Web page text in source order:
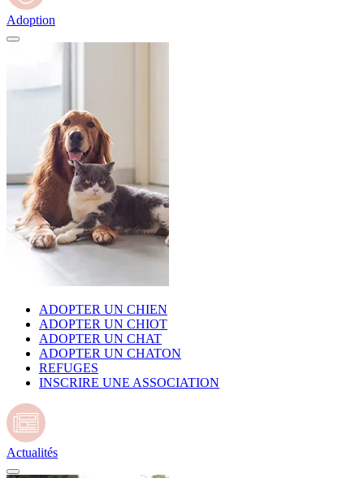
Adoption
ADOPTER UN CHIEN
ADOPTER UN CHIOT
ADOPTER UN CHAT
ADOPTER UN CHATON
REFUGES
INSCRIRE UNE ASSOCIATION
Actualités